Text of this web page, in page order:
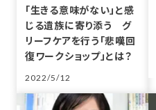
「生きる意味がない」と感
じる遺族に寄り添う グ
リーフケアを行う「悲嘆回
復ワークショップ」とは？
2022/5/12